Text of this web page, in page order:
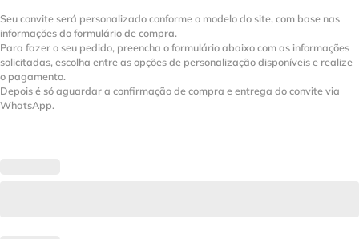
Seu convite será personalizado conforme o modelo do site, com base nas
informações do formulário de compra.
Para fazer o seu pedido, preencha o formulário abaixo com as informações
solicitadas, escolha entre as opções de personalização disponíveis e realize
o pagamento.
Depois é só aguardar a confirmação de compra e entrega do convite via
WhatsApp.